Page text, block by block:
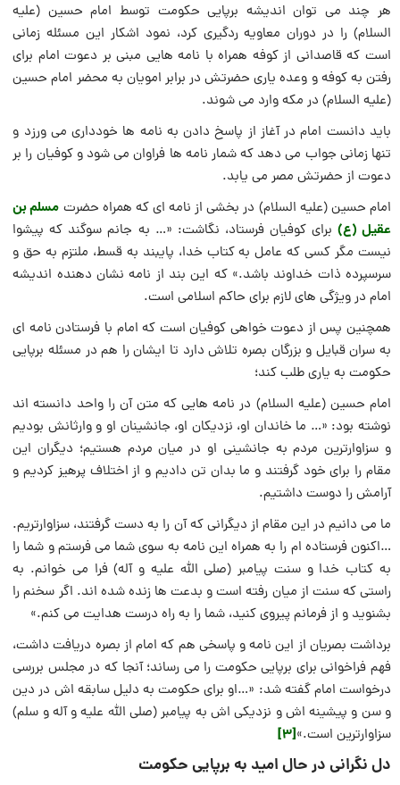
هر چند می توان اندیشه برپایی حکومت توسط امام حسین (علیه
السلام) را در دوران معاویه ردگیری کرد، نمود اشکار این مسئله زمانی
است که قاصدانی از کوفه همراه با نامه هایی مبنی بر دعوت امام برای
رفتن به کوفه و وعده یاری حضرتش در برابر امویان به محضر امام حسین
(علیه السلام) در مکه وارد می شوند.
باید دانست امام در آغاز از پاسخ دادن به نامه ها خودداری می ورزد و
تنها زمانی جواب می دهد که شمار نامه ها فراوان می شود و کوفیان را بر
دعوت از حضرتش مصر می یابد.
امام حسین (علیه السلام) در بخشی از نامه ای که همراه حضرت مسلم بن
عقیل (ع) برای کوفیان فرستاد، نگاشت: «… به جانم سوگند که پیشوا
نیست مگر کسی که عامل به کتاب خدا، پایبند به قسط، ملتزم به حق و
سرسپرده ذات خداوند باشد.» که این بند از نامه نشان دهنده اندیشه
امام در ویژگی های لازم برای حاکم اسلامی است.
همچنین پس از دعوت خواهی کوفیان است که امام با فرستادن نامه ای
به سران قبایل و بزرگان بصره تلاش دارد تا ایشان را هم در مسئله برپایی
حکومت به یاری طلب کند؛
امام حسین (علیه السلام) در نامه هایی که متن آن را واحد دانسته اند
نوشته بود: «… ما خاندان او، نزدیکان او، جانشینان او و وارثانش بودیم
و سزاوارترین مردم به جانشینی او در میان مردم هستیم؛ دیگران این
مقام را برای خود گرفتند و ما بدان تن دادیم و از اختلاف پرهیز کردیم و
آرامش را دوست داشتیم.
ما می دانیم در این مقام از دیگرانی که آن را به دست گرفتند، سزاوارتریم.
…اکنون فرستاده ام را به همراه این نامه به سوی شما می فرستم و شما را
به کتاب خدا و سنت پیامبر (صلی الله علیه و آله) فرا می خوانم. به
راستی که سنت از میان رفته است و بدعت ها زنده شده اند. اگر سخنم را
بشنوید و از فرمانم پیروی کنید، شما را به راه درست هدایت می کنم.»
برداشت بصریان از این نامه و پاسخی هم که امام از بصره دریافت داشت،
فهم فراخوانی برای برپایی حکومت را می رساند؛ آنجا که در مجلس بررسی
درخواست امام گفته شد: «…او برای حکومت به دلیل سابقه اش در دین
و سن و پیشینه اش و نزدیکی اش به پیامبر (صلى الله عليه و آله و سلم)
سزاوارترین است.»[3]
دل نگرانی در حال امید به برپایی حکومت